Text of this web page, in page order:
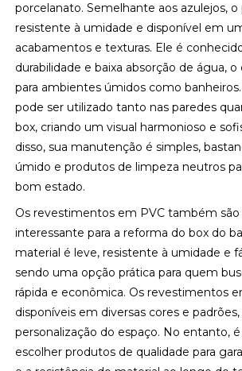
porcelanato. Semelhante aos azulejos,
resistente à umidade e disponível em
acabamentos e texturas. Ele é
durabilidade e baixa absorção de água,
para ambientes úmidos como
pode ser utilizado tanto nas paredes
box, criando um visual harmonioso e
disso, sua manutenção é simples,
úmido e produtos de limpeza neutros
bom estado.
Os revestimentos em PVC também
interessante para a reforma do box do
material é leve, resistente à umidade e
sendo uma opção prática para quem
rápida e econômica. Os revestimentos
disponíveis em diversas cores e
personalização do espaço. No entanto,
escolher produtos de qualidade para